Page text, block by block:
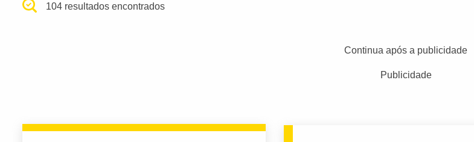
104 resultados encontrados
Continua após a publicidade
Publicidade